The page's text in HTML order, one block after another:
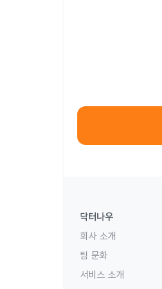
닥터나우
회사 소개
팀 문화
서비스 소개